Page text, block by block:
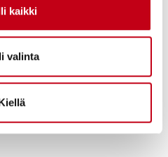
kaikki
valinta
Liiton aloitteesta. Vuoteen 1999
vientipalkintona.